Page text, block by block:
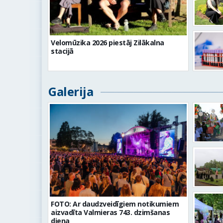
Velomūzika 2026 piestāj Zilākalna
stacijā
Galerija
FOTO: Ar daudzveidīgiem notikumiem
aizvadīta Valmieras 743. dzimšanas
diena